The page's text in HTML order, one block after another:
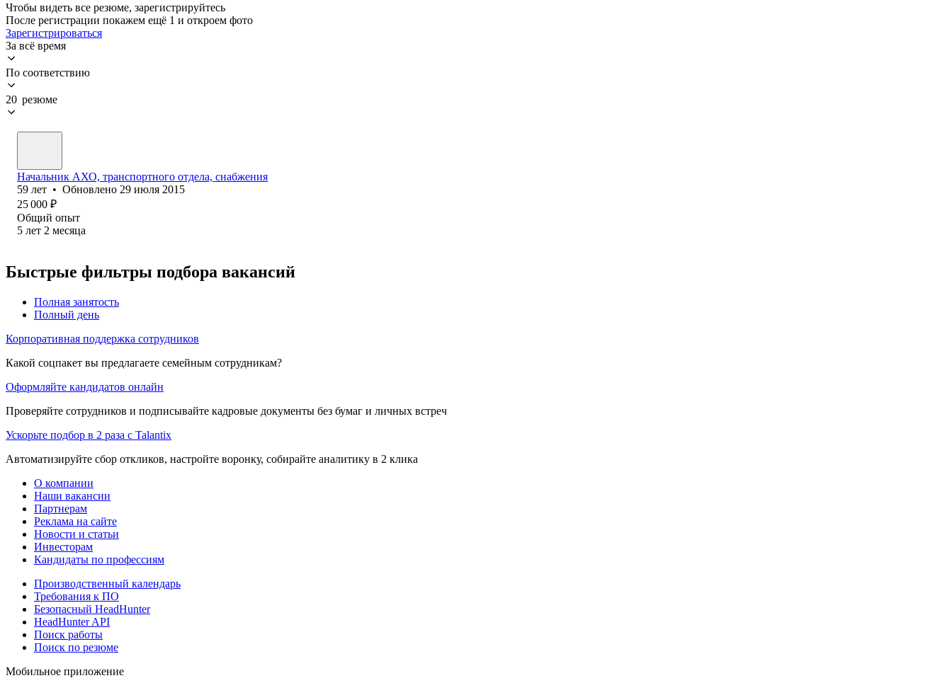
Чтобы видеть все резюме, зарегистрируйтесь
После регистрации покажем ещё 1 и откроем фото
Зарегистрироваться
За всё время
По соответствию
20 резюме
Начальник АХО, транспортного отдела, снабжения
59 лет • Обновлено 29 июля 2015
25 000 ₽
Общий опыт
5 лет 2 месяца
Быстрые фильтры подбора вакансий
Полная занятость
Полный день
Корпоративная поддержка сотрудников
Какой соцпакет вы предлагаете семейным сотрудникам?
Оформляйте кандидатов онлайн
Проверяйте сотрудников и подписывайте кадровые документы без бумаг и личных встреч
Ускорьте подбор в 2 раза с Talantix
Автоматизируйте сбор откликов, настройте воронку, собирайте аналитику в 2 клика
О компании
Наши вакансии
Партнерам
Реклама на сайте
Новости и статьи
Инвесторам
Кандидаты по профессиям
Производственный календарь
Требования к ПО
Безопасный HeadHunter
HeadHunter API
Поиск работы
Поиск по резюме
Мобильное приложение